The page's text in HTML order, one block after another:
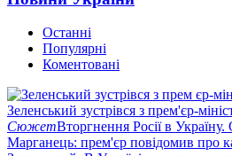
Останні
Популярні
Коментовані
Зеленський зустрівся з прем'єр-
СюжетВторгнення Росії в
Марганець: прем'єр повідомив про